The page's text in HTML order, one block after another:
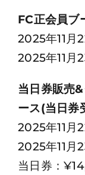
FC正会員ブ
2025年11月
2025年11月
当日券販売
ース(当日券
2025年11月
2025年11月
当日券：